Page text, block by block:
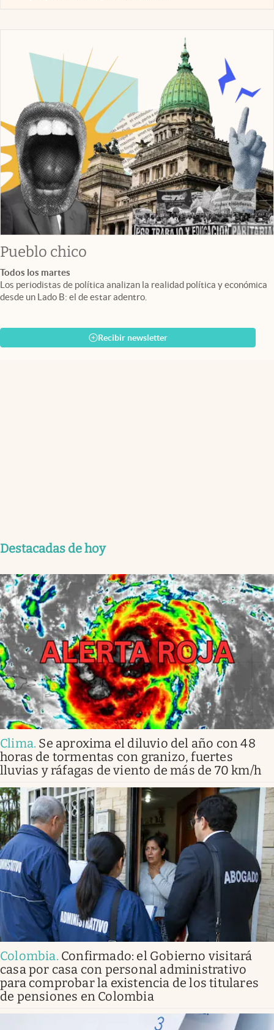
Pueblo chico
Todos los martes
Los periodistas de política analizan la realidad política y económica
desde un Lado B: el de estar adentro.
Recibir newsletter
Destacadas de hoy
Clima. Se aproxima el diluvio del año con 48
horas de tormentas con granizo, fuertes
lluvias y ráfagas de viento de más de 70 km/h
Colombia. Confirmado: el Gobierno visitará
casa por casa con personal administrativo
para comprobar la existencia de los titulares
de pensiones en Colombia